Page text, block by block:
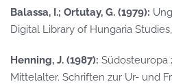
Balassa, I.; Ortutay, G. (1979):
Digital Library of Hungaria Studies,
Henning, J. (1987): Südosteuropa
Mittelalter. Schriften zur Ur- und